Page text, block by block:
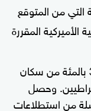
التي من المتوقع
الأميركية المقررة
ويمثل الأميركيون من أصل لاتيني نحو 30 بالمئة من سكان
وحصل
في سلسلة من استطلاعات